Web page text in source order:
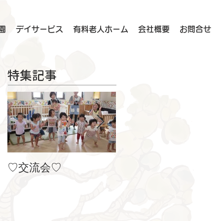
デイサービス 有料老人ホーム 会社概要 お問合せ
特集記事
♡交流会♡